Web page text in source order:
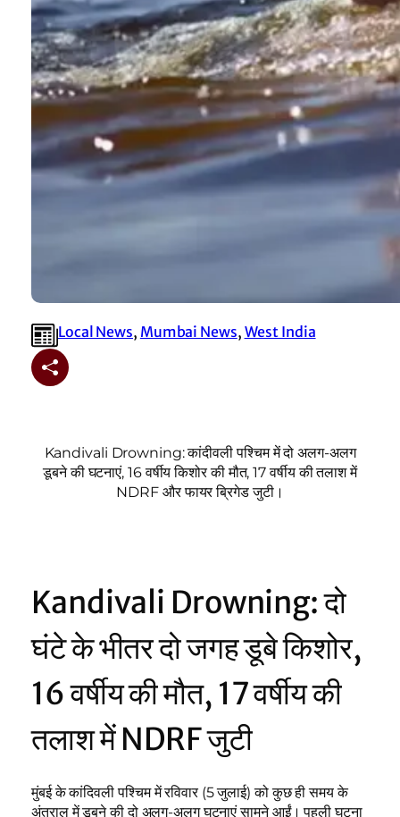
Local News, Mumbai News, West India
Kandivali Drowning: कांदीवली पश्चिम में दो अलग-अलग
डूबने की घटनाएं, 16 वर्षीय किशोर की मौत, 17 वर्षीय की तलाश में
NDRF और फायर ब्रिगेड जुटी।
Kandivali Drowning: दो
घंटे के भीतर दो जगह डूबे किशोर,
16 वर्षीय की मौत, 17 वर्षीय की
तलाश में NDRF जुटी
मुंबई के कांदिवली पश्चिम में रविवार (5 जुलाई) को कुछ ही समय के
अंतराल में डूबने की दो अलग-अलग घटनाएं सामने आईं। पहली घटना